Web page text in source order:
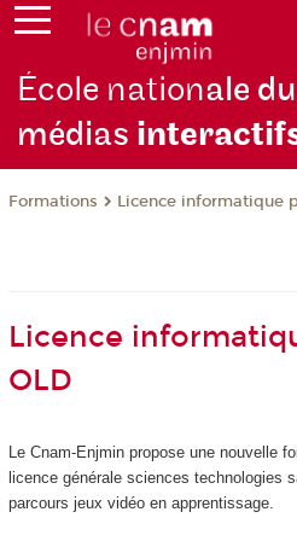
École nationale
médias
Formations Licence informatique
Licence
OLD
Le Cnam-Enjmin propose une nouvelle
licence générale sciences technologies
parcours jeux vidéo en apprentissage.